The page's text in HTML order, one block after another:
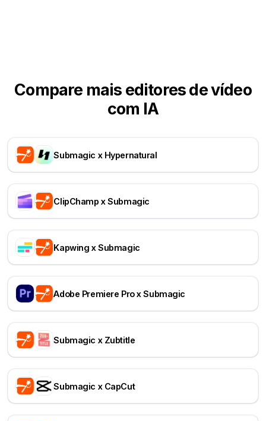
Compare mais editores de vídeo
com IA
Submagic x Hypernatural
ClipChamp x Submagic
Kapwing x Submagic
Adobe Premiere Pro x Submagic
Submagic x Zubtitle
Submagic x CapCut